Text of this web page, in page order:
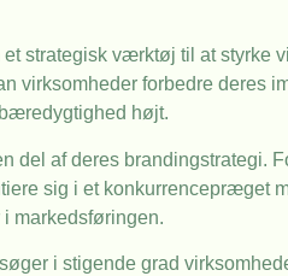
strategisk værktøj til at styrke
virksomheder forbedre deres
højt.
del af deres brandingstrategi.
sig i et konkurrencepræget
markedsføringen.
i stigende grad